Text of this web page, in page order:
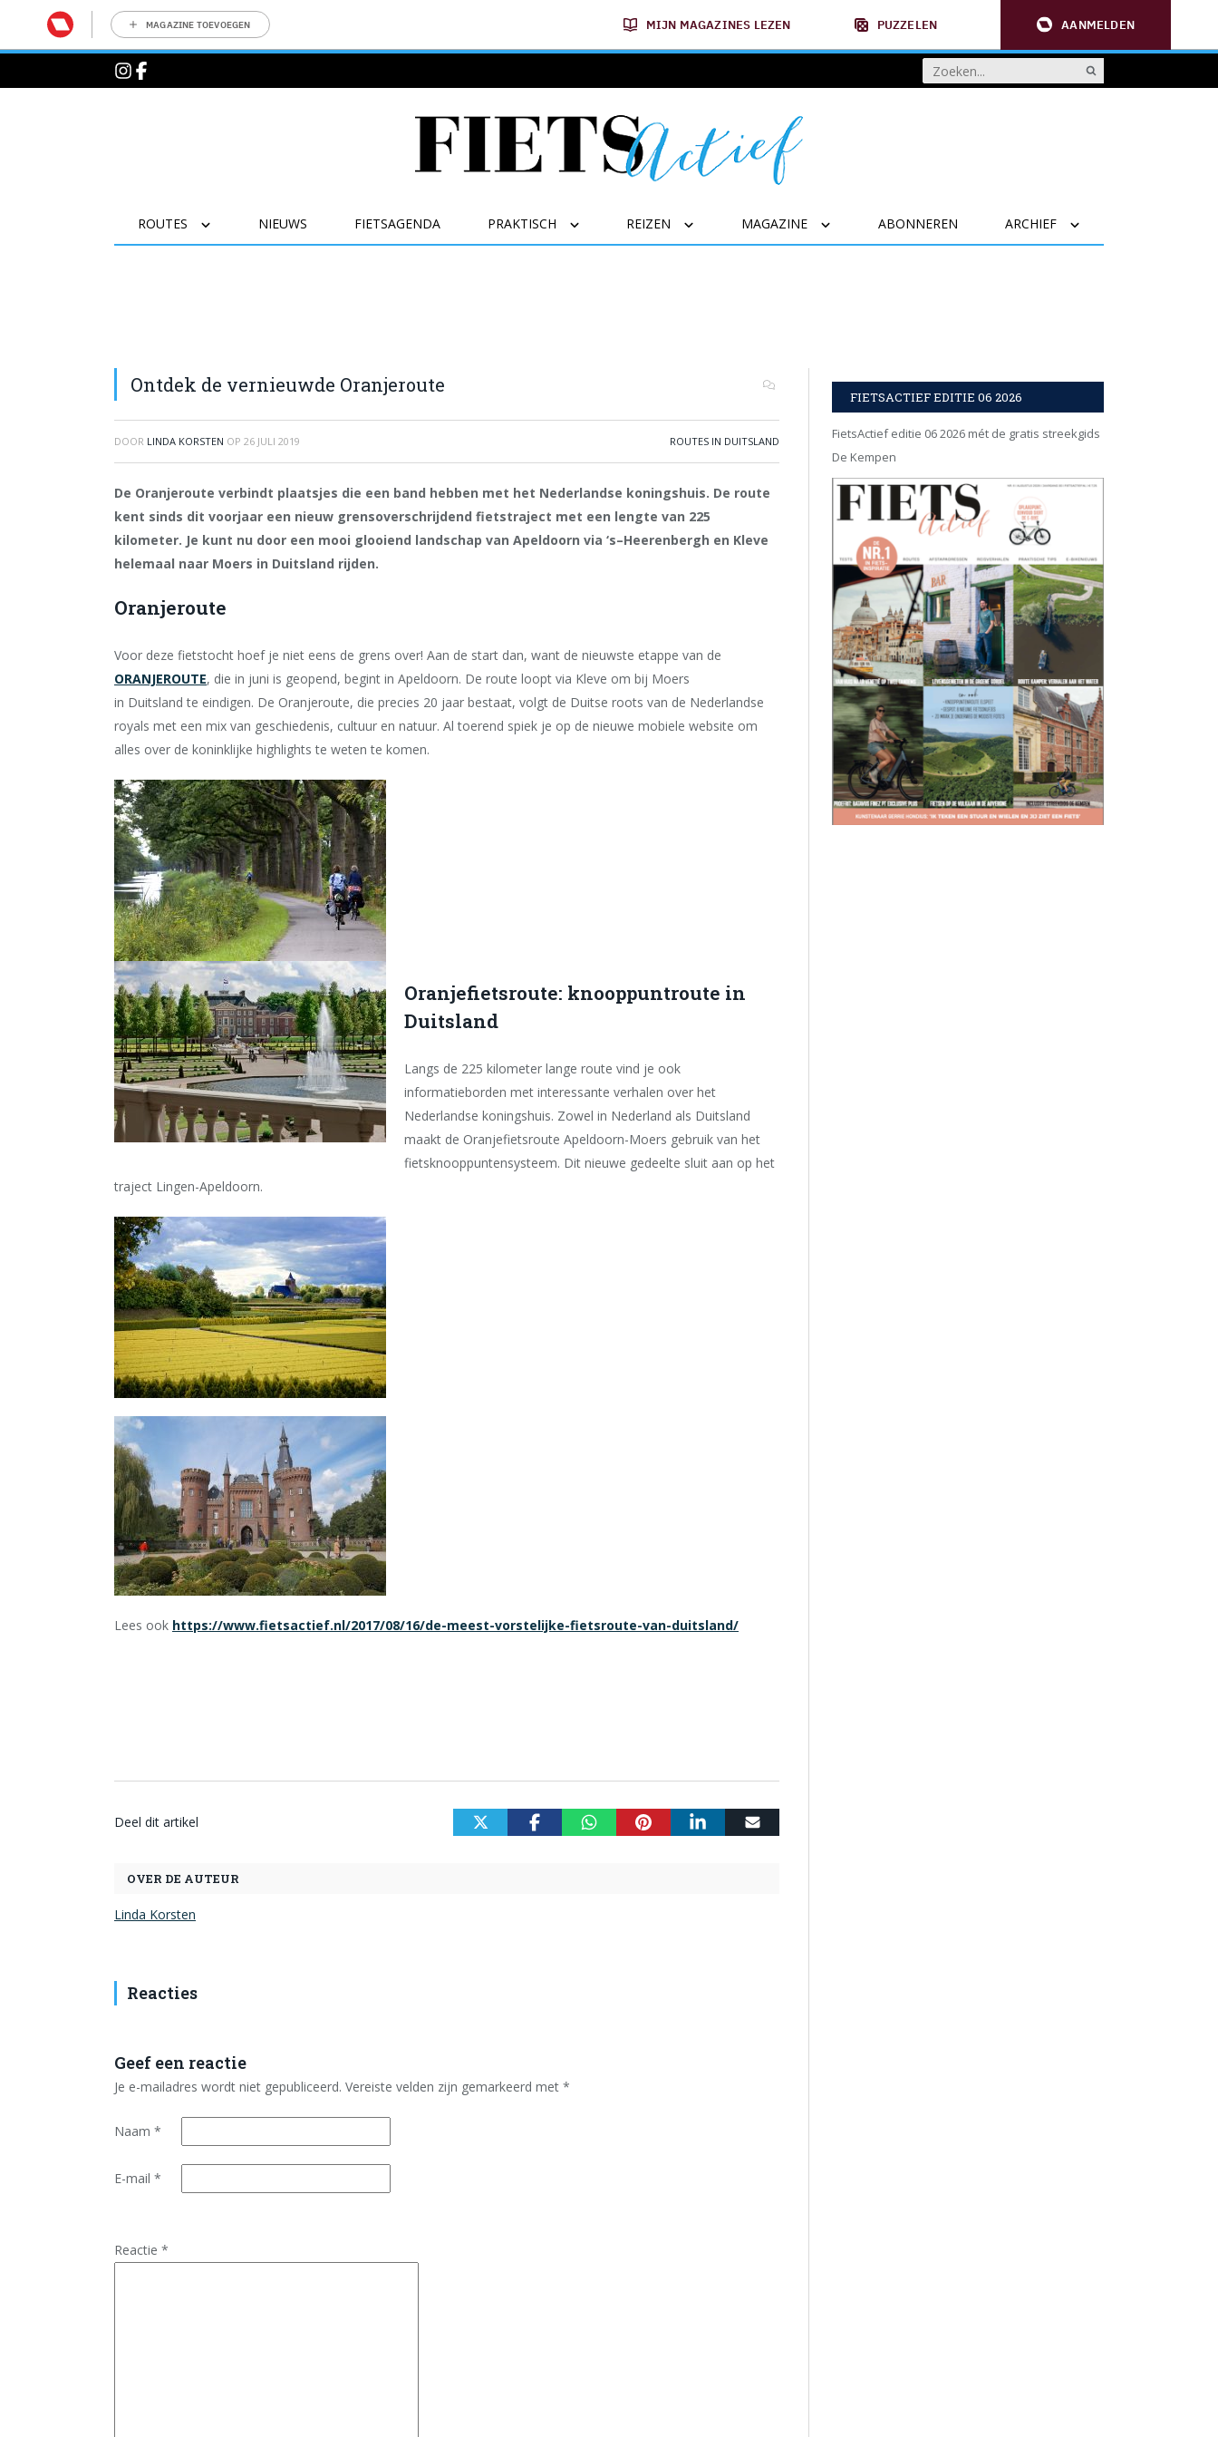
MAGAZINE TOEVOEGEN MIJN MAGAZINES LEZEN PUZZELEN AANMELDEN
ROUTES NIEUWS FIETSAGENDA PRAKTISCH REIZEN MAGAZINE ABONNEREN ARCHIEF
Ontdek de vernieuwde Oranjeroute
DOOR LINDA KORSTEN OP 26 JULI 2019 ROUTES IN DUITSLAND
De Oranjeroute verbindt plaatsjes die een band hebben met het Nederlandse koningshuis. De route
kent sinds dit voorjaar een nieuw grensoverschrijdend fietstraject met een lengte van 225
kilometer. Je kunt nu door een mooi glooiend landschap van Apeldoorn via ‘s–Heerenbergh en Kleve
helemaal naar Moers in Duitsland rijden.
Oranjeroute
Voor deze fietstocht hoef je niet eens de grens over! Aan de start dan, want de nieuwste etappe van de
ORANJEROUTE, die in juni is geopend, begint in Apeldoorn. De route loopt via Kleve om bij Moers
in Duitsland te eindigen. De Oranjeroute, die precies 20 jaar bestaat, volgt de Duitse roots van de Nederlandse
royals met een mix van geschiedenis, cultuur en natuur. Al toerend spiek je op de nieuwe mobiele website om
alles over de koninklijke highlights te weten te komen.
Oranjefietsroute: knooppuntroute in
Duitsland
Langs de 225 kilometer lange route vind je ook
informatieborden met interessante verhalen over het
Nederlandse koningshuis. Zowel in Nederland als Duitsland
maakt de Oranjefietsroute Apeldoorn-Moers gebruik van het
fietsknooppuntensysteem. Dit nieuwe gedeelte sluit aan op het
traject Lingen-Apeldoorn.
Lees ook https://www.fietsactief.nl/2017/08/16/de-meest-vorstelijke-fietsroute-van-duitsland/
Deel dit artikel
OVER DE AUTEUR
Linda Korsten
Reacties
Geef een reactie
Je e-mailadres wordt niet gepubliceerd. Vereiste velden zijn gemarkeerd met *
Naam *
E-mail *
Reactie *
FIETSACTIEF EDITIE 06 2026
FietsActief editie 06 2026 mét de gratis streekgids
De Kempen